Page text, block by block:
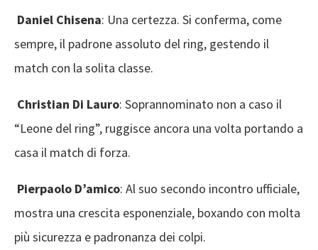
Daniel Chisena: Una certezza. Si conferma, come
sempre, il padrone assoluto del ring, gestendo il
match con la solita classe.
Christian Di Lauro: Soprannominato non a caso il
“Leone del ring”, ruggisce ancora una volta portando a
casa il match di forza.
Pierpaolo D’amico: Al suo secondo incontro ufficiale,
mostra una crescita esponenziale, boxando con molta
più sicurezza e padronanza dei colpi.